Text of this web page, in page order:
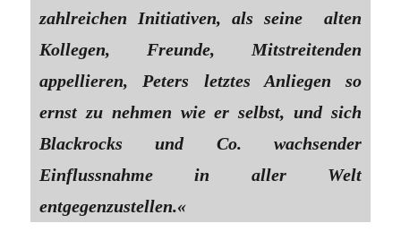
zahlreichen Initiativen, als seine alten
Kollegen, Freunde, Mitstreitenden
appellieren, Peters letztes Anliegen so
ernst zu nehmen wie er selbst, und sich
Blackrocks und Co. wachsender
Einflussnahme in aller Welt
entgegenzustellen.«